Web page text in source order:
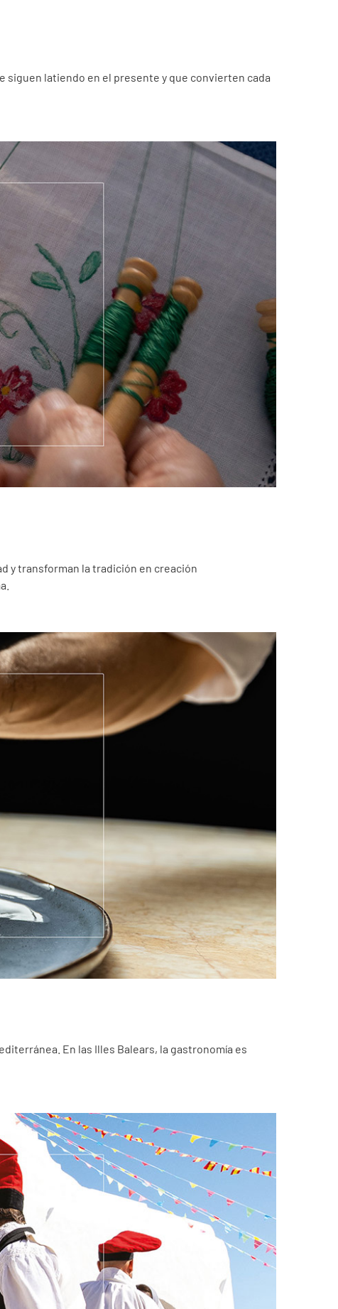
siguen latiendo en el presente y que convierten cada
y transforman la tradición en creación
En las Illes Balears, la gastronomía es